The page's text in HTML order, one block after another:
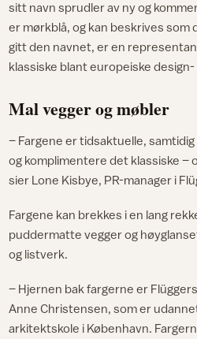
sitt navn sprudler av ny og
er mørkblå, og kan beskrives som
gitt den navnet, er en
klassiske blant europeiske
Mal vegger og møbler
– Fargene er tidsaktuelle,
og komplimentere det klassiske –
sier Lone Kisbye, PR-manager i
Fargene kan brekkes i en lang
puddermatte vegger og
og listverk.
– Hjernen bak fargerne er
Anne Christensen, som er
arkitektskole i København.